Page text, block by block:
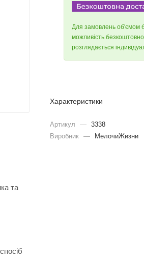
та
Для замовлень об'ємом
можливість
розглядається
Характеристики
Артикул — 3338
Виробник — МелочиЖизни